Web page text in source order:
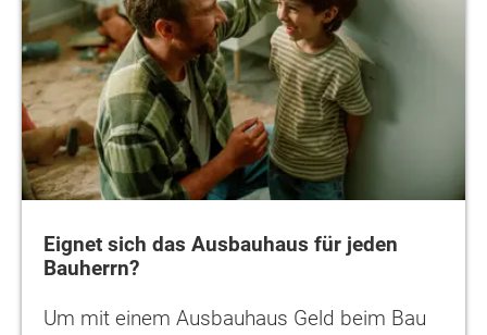
Eignet sich das Ausbauhaus für jeden
Bauherrn?
Um mit einem Ausbauhaus Geld beim Bau